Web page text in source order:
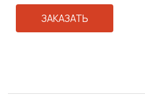
ЗАКАЗАТЬ